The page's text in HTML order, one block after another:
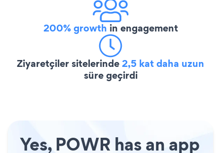
200% growth in engagement
Ziyaretçiler sitelerinde2,5 kat daha uzun
süre geçirdi
Yes, POWR has an app